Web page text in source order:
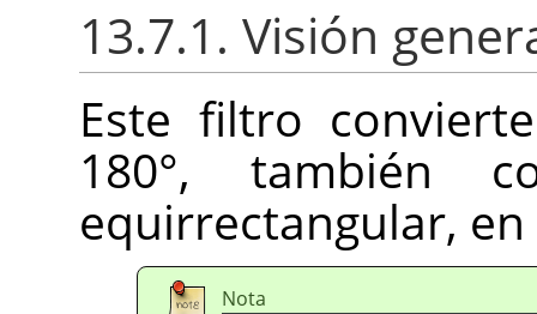
13.7.1. Visión
Este filtro
180°, también
equirrectangular,
Nota